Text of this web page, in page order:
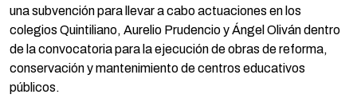
una subvención para llevar a cabo actuaciones en los
colegios Quintiliano, Aurelio Prudencio y Ángel Oliván dentro
de la convocatoria para la ejecución de obras de reforma,
conservación y mantenimiento de centros educativos
públicos.